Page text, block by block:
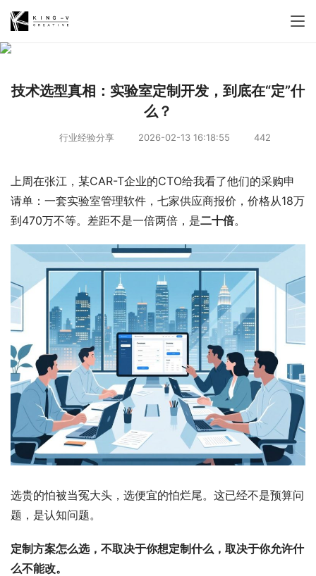
技术选型真相：实验室定制开发，到底在“定”什
么？
行业经验分享 2026-02-13 16:18:55 442
上周在张江，某CAR-T企业的CTO给我看了他们的采购申
请单：一套实验室管理软件，七家供应商报价，价格从18万
到470万不等。差距不是一倍两倍，是二十倍。
选贵的怕被当冤大头，选便宜的怕烂尾。这已经不是预算问
题，是认知问题。
定制方案怎么选，不取决于你想定制什么，取决于你允许什
么不能改。